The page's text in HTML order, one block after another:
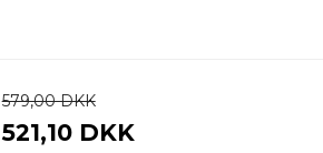
579,00 DKK
521,10 DKK